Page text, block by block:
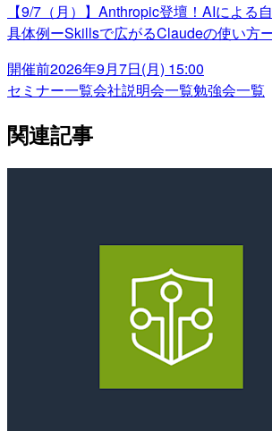
【9/7（月）】Anthropic登壇！AIによる
具体例ーSkillsで広がるClaudeの使い方
開催前2026年9月7日(月) 15:00
セミナー一覧会社説明会一覧勉強会一覧
関連記事